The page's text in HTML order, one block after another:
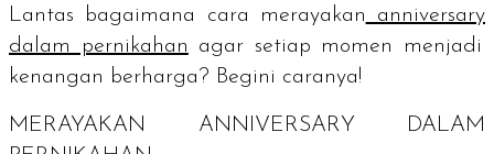
Lantas bagaimana cara merayakan
anniversary
dalam pernikahan agar setiap momen menjadi
kenangan berharga? Begini caranya!
MERAYAKAN ANNIVERSARY DALAM